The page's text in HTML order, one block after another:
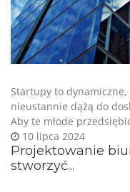
Projektowanie
stworzyć...
10 lipca 2024
Startupy to
nieustannie dążą do
Aby te młode